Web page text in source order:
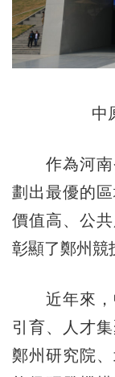
中
作為河南
劃出最優的
價值高、公
彰顯了鄭州競
近年來，
引育、人才
鄭州研究院